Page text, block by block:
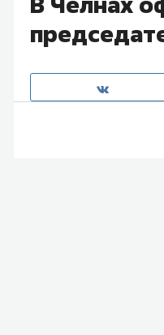
Председатель